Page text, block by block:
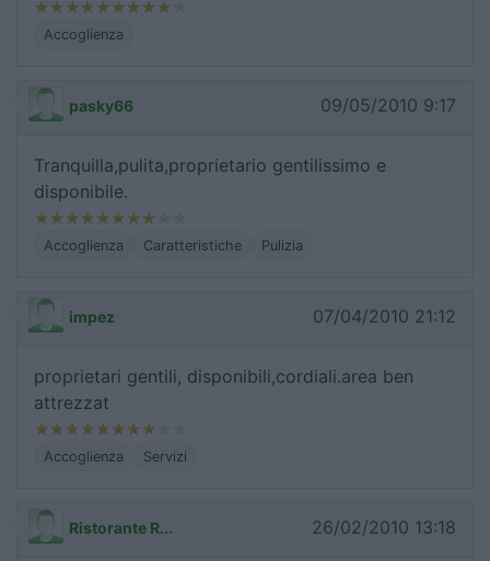
Accoglienza
pasky66 09/05/2010 9:17
Tranquilla,pulita,proprietario gentilissimo e
disponibile.
Accoglienza Caratteristiche Pulizia
impez 07/04/2010 21:12
proprietari gentili, disponibili,cordiali.area ben
attrezzat
Accoglienza Servizi
Ristorante R... 26/02/2010 13:18